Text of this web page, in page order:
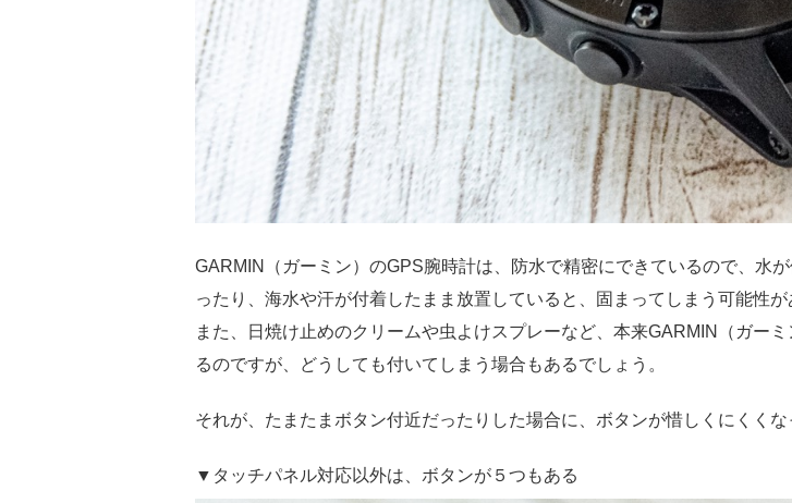
GARMIN（ガーミン）のGPS腕時計は、防水で精密にできているので、水
ったり、海水や汗が付着したまま放置していると、固まってしまう可能性が
また、日焼け止めのクリームや虫よけスプレーなど、本来GARMIN（ガー
るのですが、どうしても付いてしまう場合もあるでしょう。
それが、たまたまボタン付近だったりした場合に、ボタンが惜しくにくく
▼タッチパネル対応以外は、ボタンが５つもある